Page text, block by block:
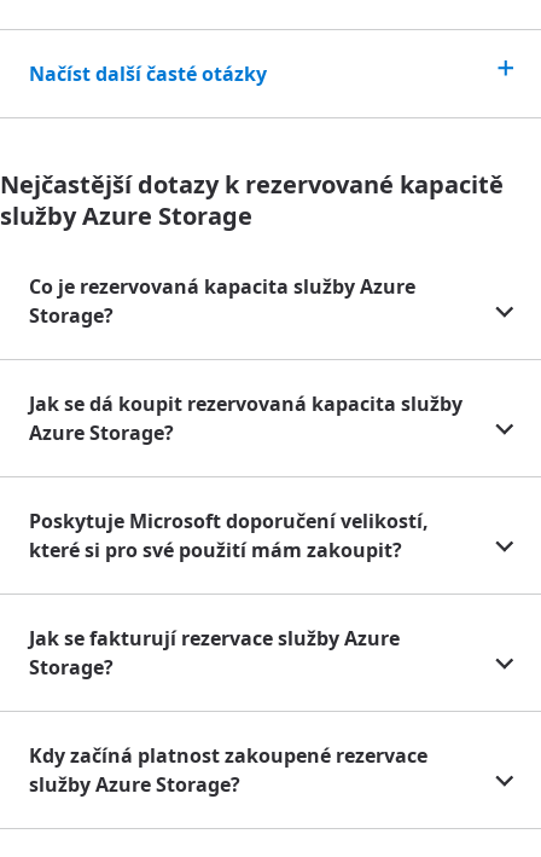
Načíst další časté otázky
Nejčastější dotazy k rezervované kapacitě
služby Azure Storage
Co je rezervovaná kapacita služby Azure
Storage?
Jak se dá koupit rezervovaná kapacita služby
Azure Storage?
Poskytuje Microsoft doporučení velikostí,
které si pro své použití mám zakoupit?
Jak se fakturují rezervace služby Azure
Storage?
Kdy začíná platnost zakoupené rezervace
služby Azure Storage?